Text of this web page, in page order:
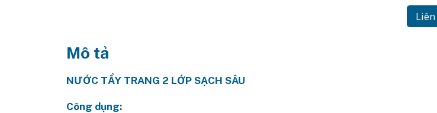
Mô tả
NƯỚC TẨY TRANG 2 LỚP SẠCH SÂU
Công dụng: